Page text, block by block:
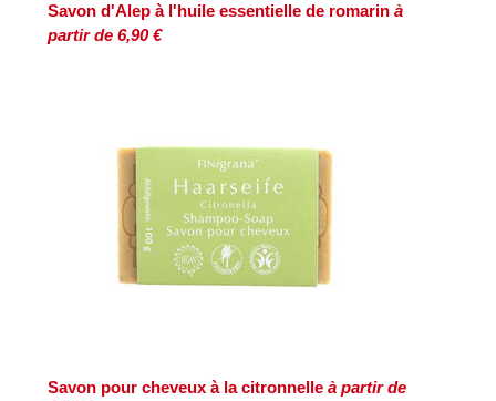
Savon d'Alep à l'huile essentielle de romarin à
partir de 6,90 €
Savon pour cheveux à la citronnelle à partir de